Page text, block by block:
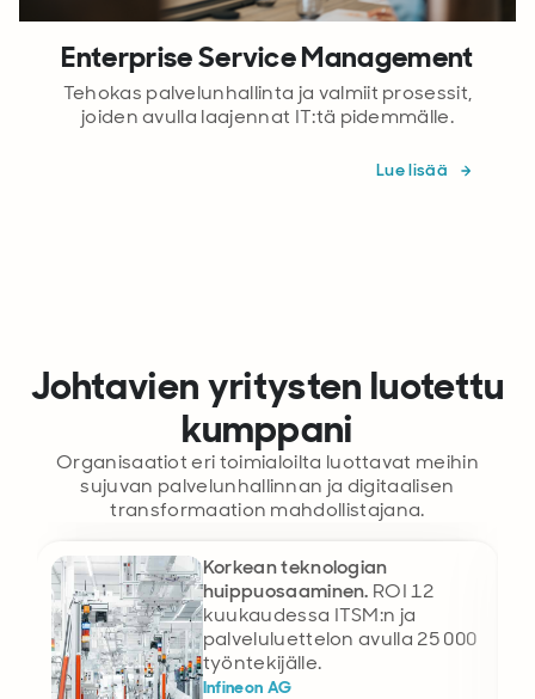
Enterprise Service Management
Tehokas palvelunhallinta ja valmiit prosessit,
joiden avulla laajennat IT:tä pidemmälle.
Lue lisää
Johtavien yritysten luotettu
kumppani
Organisaatiot eri toimialoilta luottavat meihin
sujuvan palvelunhallinnan ja digitaalisen
transformaation mahdollistajana.
Korkean teknologian
huippuosaaminen. ROI 12
kuukaudessa ITSM:n ja
palveluluettelon avulla 25 000
työntekijälle.
Infineon AG